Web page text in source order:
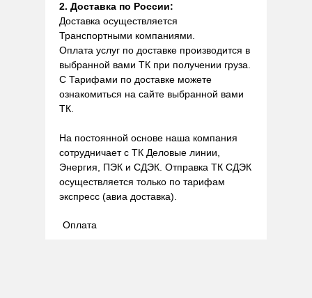
2. Доставка по России:
Доставка осуществляется
Транспортными компаниями.
Оплата услуг по доставке производится в
выбранной вами ТК при получении груза.
С Тарифами по доставке можете
ознакомиться на сайте выбранной вами
ТК.
На постоянной основе наша компания
сотрудничает с ТК Деловые линии,
Энергия, ПЭК и СДЭК. Отправка ТК СДЭК
осуществляется только по тарифам
экспресс (авиа доставка).
Оплата